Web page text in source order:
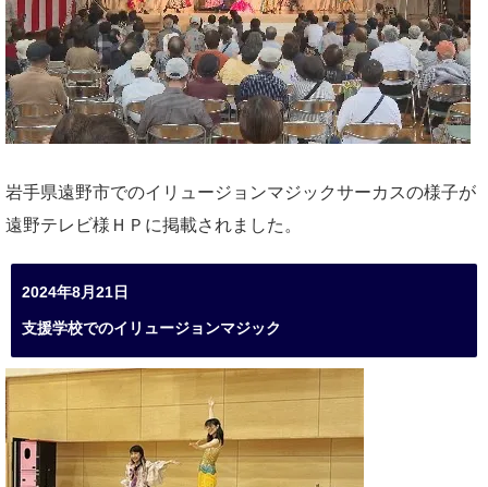
岩手県遠野市でのイリュージョンマジックサーカスの様子が
遠野テレビ様ＨＰに掲載されました。
2024年8月21日
支援学校でのイリュージョンマジック